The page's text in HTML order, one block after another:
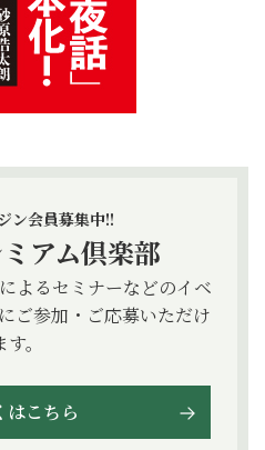
ン会員募集中!!
アム倶楽部
よるセミナーなどのイベ
ご参加・ご応募いただけ
す。
はこちら